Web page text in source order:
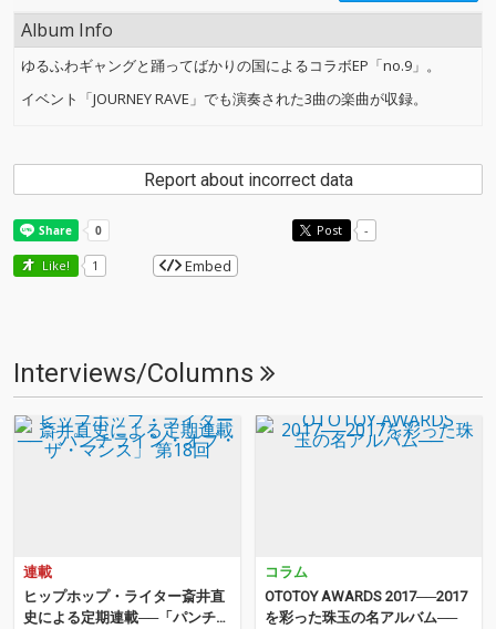
Album Info
ゆるふわギャングと踊ってばかりの国によるコラボEP「no.9」。
イベント「JOURNEY RAVE」でも演奏された3曲の楽曲が収録。
Report about incorrect data
Post -
Like! 1 Embed
Interviews/Columns
連載
ヒップホップ・ライター斎井直
史による定期連載──「パンチラ
コラム
OTOTOY AWARDS 2017──2017
を彩った珠玉の名アルバム──